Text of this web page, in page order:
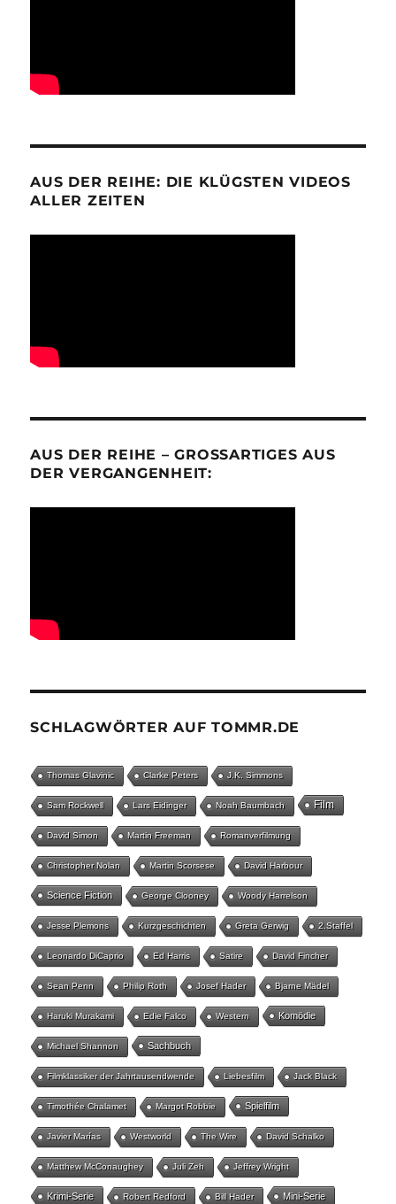
AUS DER REIHE: DIE KLÜGSTEN VIDEOS
ALLER ZEITEN
AUS DER REIHE – GROSSARTIGES AUS D
ER VERGANGENHEIT:
SCHLAGWÖRTER AUF TOMMR.DE
Thomas Glavinic Clarke Peters J.K. Simmons
Sam Rockwell Lars Eidinger Noah Baumbach Film
David Simon Martin Freeman Romanverfilmung
Christopher Nolan Martin Scorsese David Harbour
Science Fiction George Clooney Woody Harrelson
Jesse Plemons Kurzgeschichten Greta Gerwig 2.Staffel
Leonardo DiCaprio Ed Harris Satire David Fincher
Sean Penn Philip Roth Josef Hader Bjarne Mädel
Haruki Murakami Edie Falco Western Komödie
Michael Shannon Sachbuch
Filmklassiker der Jahrtausendwende Liebesfilm Jack Black
Timothée Chalamet Margot Robbie Spielfilm
Javier Marías Westworld The Wire David Schalko
Matthew McConaughey Juli Zeh Jeffrey Wright
Krimi-Serie Robert Redford Bill Hader Mini-Serie